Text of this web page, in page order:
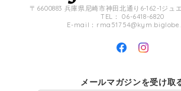
〒6600883 兵庫県尼崎市神田北通り6-162-1ジュ
TEL： 06-6418-6820
E-mail：
メールマガジンを受け取